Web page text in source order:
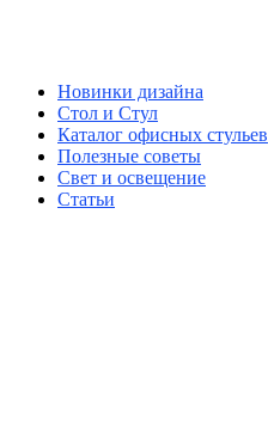
Новинки дизайна
Стол и Стул
Каталог офисных стульев
Полезные советы
Свет и освещение
Статьи